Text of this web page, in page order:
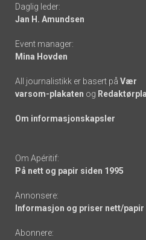
links
Daglig leder:
Jan H. Amundsen
Event manager:
Mina Hovden
All journalistikk er basert på Vær
varsom-plakaten og
Om informasjonskapsler
Om Apéritif:
På nett og papir siden 1995
Annonsere:
Informasjon og priser nett/papir
Abonnere: